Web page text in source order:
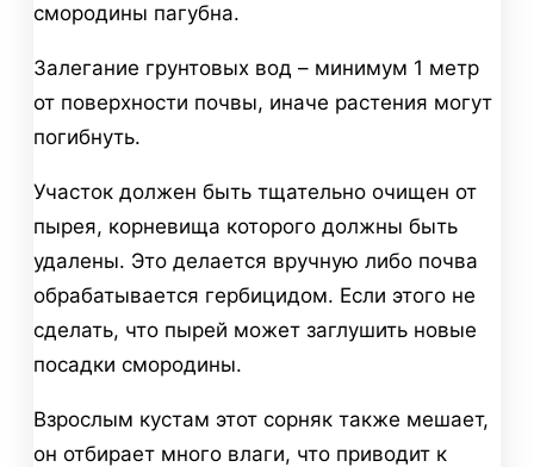
смородины пагубна.
Залегание грунтовых вод – минимум 1 метр
от поверхности почвы, иначе растения могут
погибнуть.
Участок должен быть тщательно очищен от
пырея, корневища которого должны быть
удалены. Это делается вручную либо почва
обрабатывается гербицидом. Если этого не
сделать, что пырей может заглушить новые
посадки смородины.
Взрослым кустам этот сорняк также мешает,
он отбирает много влаги, что приводит к